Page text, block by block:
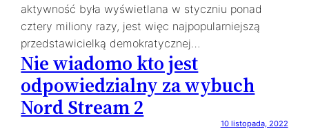
aktywność była wyświetlana w styczniu ponad
cztery miliony razy, jest więc najpopularniejszą
przedstawicielką demokratycznej…
Nie wiadomo kto jest
odpowiedzialny za wybuch
Nord Stream 2
10 listopada, 2022